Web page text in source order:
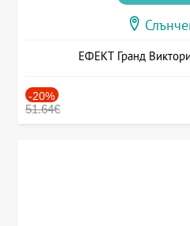
ЕФЕКТ Гранд
-20%
51.64€